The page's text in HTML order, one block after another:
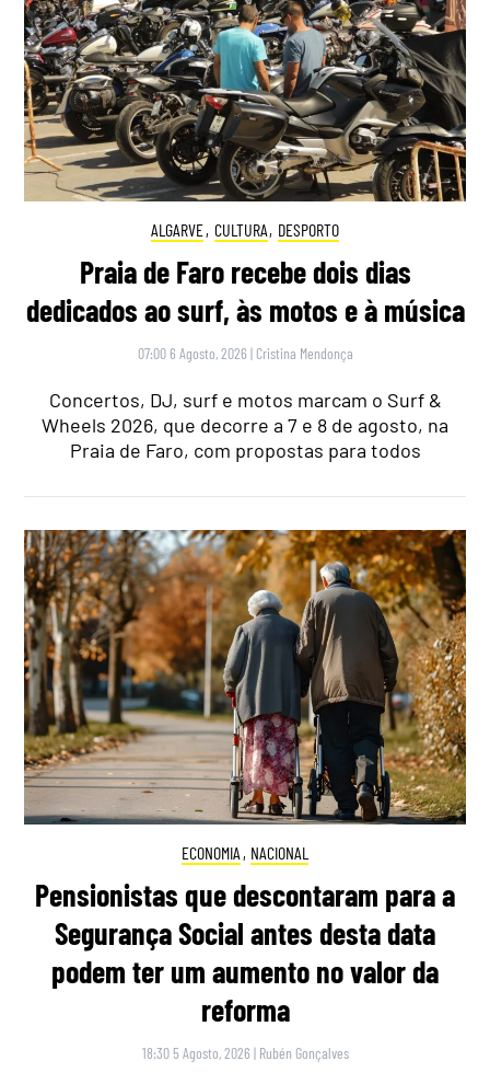
ALGARVE, CULTURA, DESPORTO
Praia de Faro recebe dois dias
dedicados ao surf, às motos e à música
07:00 6 Agosto, 2026 | Cristina Mendonça
Concertos, DJ, surf e motos marcam o Surf &
Wheels 2026, que decorre a 7 e 8 de agosto, na
Praia de Faro, com propostas para todos
ECONOMIA , NACIONAL
Pensionistas que descontaram para a
Segurança Social antes desta data
podem ter um aumento no valor da
reforma
18:30 5 Agosto, 2026 | Rubén Gonçalves